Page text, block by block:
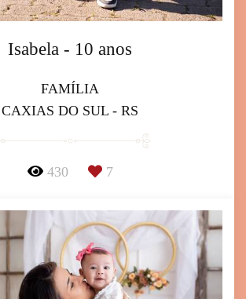
Isabela - 10 anos
FAMÍLIA
CAXIAS DO SUL - RS
430 7